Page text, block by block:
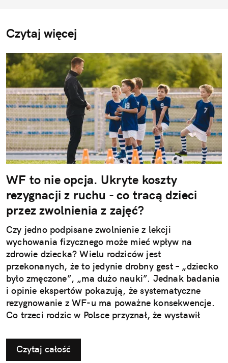
Czytaj więcej
WF to nie opcja. Ukryte koszty
rezygnacji z ruchu - co tracą dzieci
przez zwolnienia z zajęć?
Czy jedno podpisane zwolnienie z lekcji
wychowania fizycznego może mieć wpływ na
zdrowie dziecka? Wielu rodziców jest
przekonanych, że to jedynie drobny gest – „dziecko
było zmęczone”, „ma dużo nauki”. Jednak badania
i opinie ekspertów pokazują, że systematyczne
rezygnowanie z WF-u ma poważne konsekwencje.
Co trzeci rodzic w Polsce przyznał, że wystawił
ruchowych. Ta pozornie niewinna decyzja w
dłuższej perspektywie odbiera najmłodszym szansę
Czytaj całość